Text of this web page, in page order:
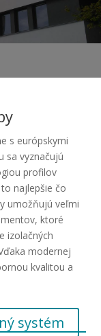
s európskymi
sa vyznačujú
profilov
najlepšie čo
umožňujú veľmi
ktoré
izolačných
modernej
kvalitou a
systém